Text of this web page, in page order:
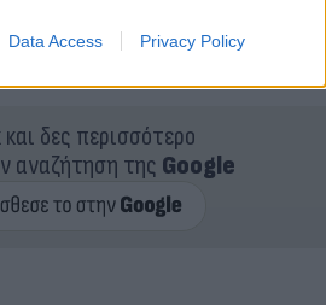
Data Access Privacy Policy
και δες περισσότερο
αναζήτηση της Google